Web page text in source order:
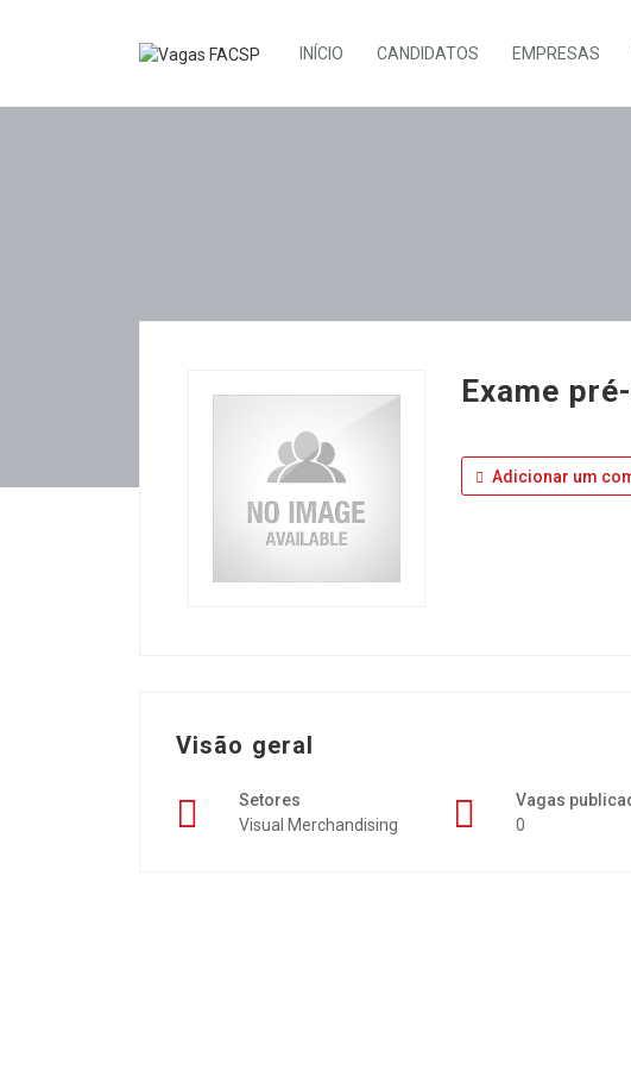
INÍCIO CANDIDATOS EMPRESAS
Exame
Adicionar um
Visão geral
Setores
Visual Merchandising
Vagas
0